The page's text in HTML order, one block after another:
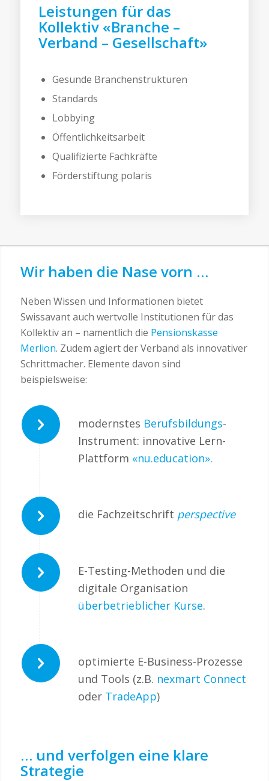
Leistungen für das
Kollektiv «Branche –
Verband – Gesellschaft»
Gesunde Branchenstrukturen
Standards
Lobbying
Öffentlichkeitsarbeit
Qualifizierte Fachkräfte
Förderstiftung polaris
Wir haben die Nase vorn …
Neben Wissen und Informationen bietet
Swissavant auch wertvolle Institutionen für das
Kollektiv an – namentlich die Pensionskasse
Merlion. Zudem agiert der Verband als innovativer
Schrittmacher. Elemente davon sind
beispielsweise:
modernstes Berufsbildungs-
Instrument: innovative Lern-
Plattform «nu.education».
die Fachzeitschrift perspective
E-Testing-Methoden und die
digitale Organisation
überbetrieblicher Kurse.
optimierte E-Business-Prozesse
und Tools (z.B. nexmart Connect
oder TradeApp)
… und verfolgen eine klare
Strategie